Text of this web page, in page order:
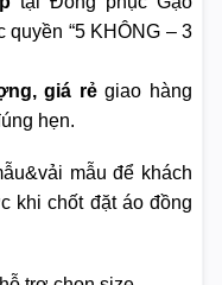
“5 KHÔNG – 3
giá rẻgiao hàng
hẹn.
mẫu để khách
khi chốt đặt áo đồng